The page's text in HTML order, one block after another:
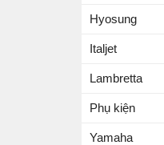
Hyosung
Italjet
Lambretta
Phụ kiện
Yamaha